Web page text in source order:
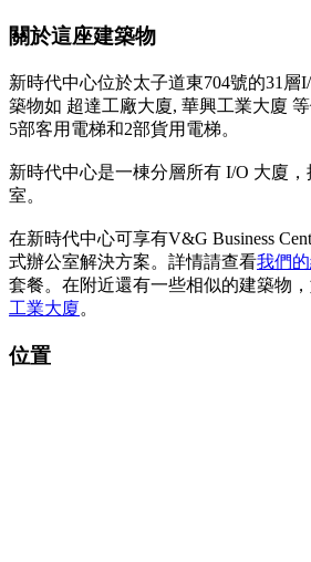
關於這座建築物
新時代中心位於太子道東704號的31層
築物如 超達工廠大廈, 華興工業大廈
5部客用電梯和2部貨用電梯。
新時代中心是一棟分層所有 I/O 大廈
室。
在新時代中心可享有V&G Business
式辦公室解決方案。詳情請查看我們
套餐。在附近還有一些相似的建築物
工業大廈。
位置